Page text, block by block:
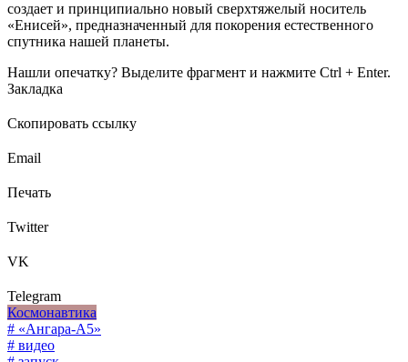
создает и принципиально новый сверхтяжелый носитель
«Енисей», предназначенный для покорения естественного
спутника нашей планеты.
Нашли опечатку? Выделите фрагмент и нажмите Ctrl + Enter.
Закладка
Скопировать ссылку
Email
Печать
Twitter
VK
Telegram
Космонавтика
# «Ангара-А5»
# видео